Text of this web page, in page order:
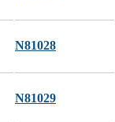
N81028
N81029